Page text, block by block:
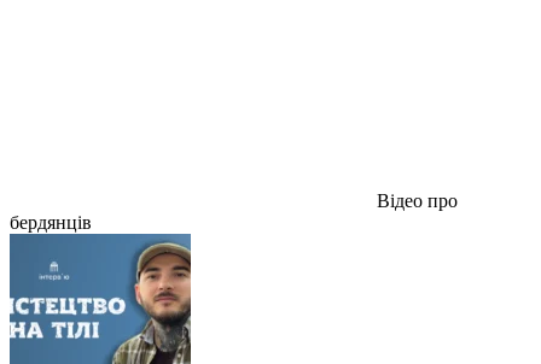
Відео про
бердянців